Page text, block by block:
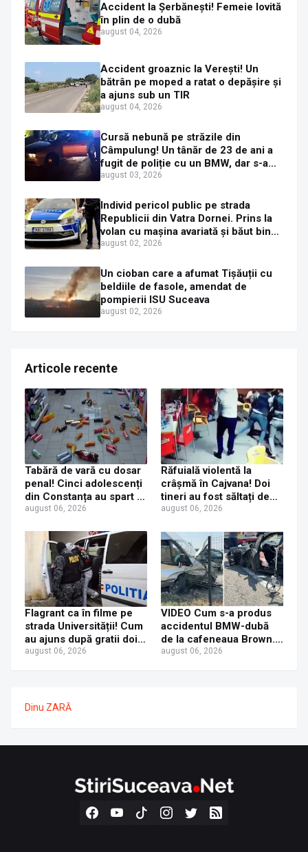
Accident la Șerbănești! Femeie lovită
în plin de o dubă
august 04, 2026
Accident groaznic la Verești! Un
bătrân pe moped a ratat o depășire și
a ajuns sub un TIR
august 04, 2026
Cursă nebună pe străzile din
Câmpulung! Un tânăr de 23 de ani a
fugit de poliție cu un BMW, dar s-a
oprit într-un gard de pe strada
august 03, 2026
Individ pericol public pe strada
Republicii din Vatra Dornei. Prins la
volan cu mașina avariată și băut bine,
în plină zi
august 02, 2026
Un cioban care a afumat Tișăuții cu
beldiile de fasole, amendat de
pompierii ISU Suceava
august 02, 2026
Articole recente
Tabără de vară cu dosar
penal! Cinci adolescenți
din Constanța au spart o
benzinărie din Vama și
august 06, 2026
Răfuială violentă la
crâșmă în Cajvana! Doi
tineri au fost săltați de
polițiști după un scandal
distruse
august 06, 2026
Flagrant ca în filme pe
strada Universității! Cum
au ajuns după gratii doi
tineri care au furat
august 06, 2026
VIDEO Cum s-a produs
accidentul BMW-dubă
de la cafeneaua Brown.
Concluzia polițiștilor
august 06, 2026
Dinu ZARĂ